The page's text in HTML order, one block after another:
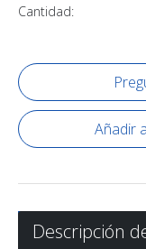
Cantidad:
Añadir
Descripción